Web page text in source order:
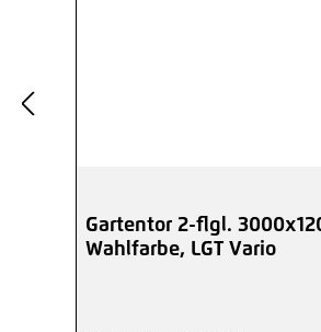
Gartentor 2-flgl.
Wahlfarbe, LGT Vario